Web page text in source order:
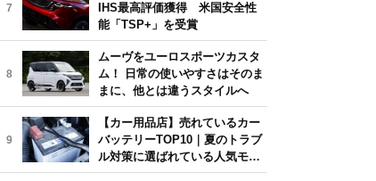
7
IHS最高評価獲得 米国安全性
能「TSP+」を受賞
8
ムーヴをユーロスポーツカスタ
ム！ 日常の使いやすさはそのま
まに、他とは違うスタイルへ
9
【カー用品店】売れているカー
バッテリーTOP10｜夏のトラブ
ル対策に選ばれている人気モデ
ルは？【2026年6月版】